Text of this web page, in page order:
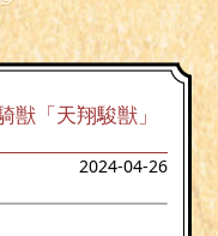
獣「天翔駿獣」
2024-04-26